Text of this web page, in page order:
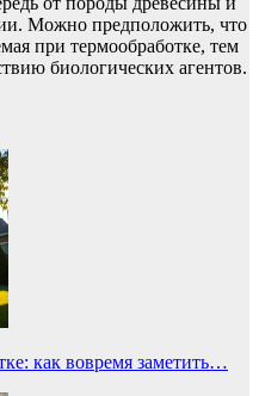
Можно предположить, что
при термообработке, тем
биологических агентов.
как вовремя заметить…